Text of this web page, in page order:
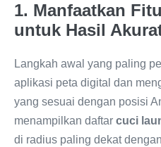
1. Manfaatkan
untuk Hasil
Langkah awal yang paling
aplikasi peta digital dan
yang sesuai dengan posisi
menampilkan daftar cuci
di radius paling dekat